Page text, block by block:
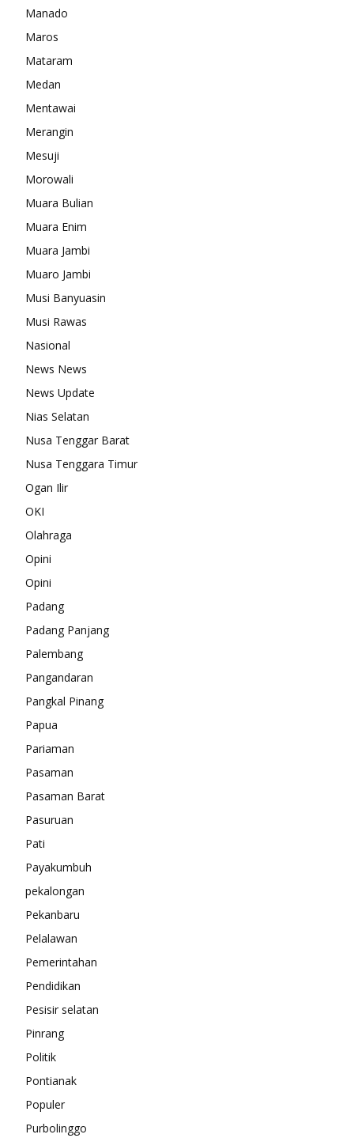
Manado
Maros
Mataram
Medan
Mentawai
Merangin
Mesuji
Morowali
Muara Bulian
Muara Enim
Muara Jambi
Muaro Jambi
Musi Banyuasin
Musi Rawas
Nasional
News News
News Update
Nias Selatan
Nusa Tenggar Barat
Nusa Tenggara Timur
Ogan Ilir
OKI
Olahraga
Opini
Opini
Padang
Padang Panjang
Palembang
Pangandaran
Pangkal Pinang
Papua
Pariaman
Pasaman
Pasaman Barat
Pasuruan
Pati
Payakumbuh
pekalongan
Pekanbaru
Pelalawan
Pemerintahan
Pendidikan
Pesisir selatan
Pinrang
Politik
Pontianak
Populer
Purbolinggo